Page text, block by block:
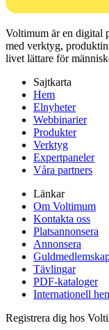
Voltimum är en digital
med verktyg,
livet lättare för
Sajtkarta
Hem
Elnyheter
Webbinarier
Produkter
Verktyg
Expertpaneler
Våra partners
Länkar
Om Voltimum
Kontakta oss
Platsannonsera
Annonsera
Tävlingar
PDF-kataloger
Internationell
Registrera dig hos